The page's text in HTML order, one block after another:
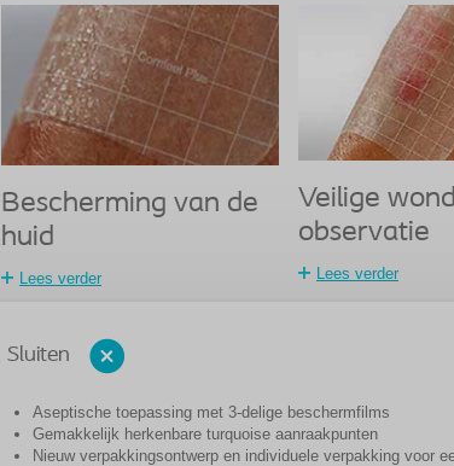
Bescherming van de
huid
Lees verder
Veilige wond
observatie
Lees verder
Sluiten
Aseptische toepassing met 3-delige beschermfilms
Gemakkelijk herkenbare turquoise aanraakpunten
Nieuw verpakkingsontwerp en individuele verpakking voor